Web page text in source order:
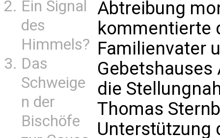
Ein Signal
des
Himmels?
Das
Schweige
n der
Bischöfe
Abtreibung
kommentierte
Familienvater
die
Thomas
Unterstützung